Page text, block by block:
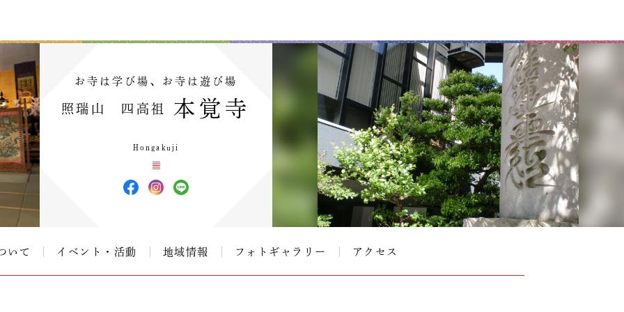
お寺は学び場、お寺は遊び場
照瑞山 四高祖 本覚寺
Hongakuji
いて イベント・活動 地域情報 フォトギャラリー アクセス